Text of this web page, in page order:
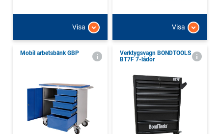
Visa Visa
Mobil arbetsbänk GBP
Verktygsvagn BONDTOOLS
BT7F 7-lådor